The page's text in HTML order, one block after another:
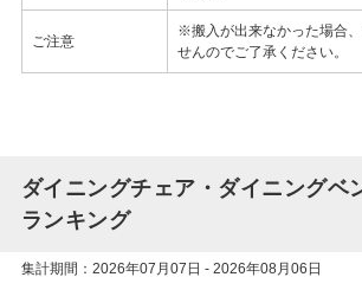
ご注意
※搬入が出来なかった場合
せんのでご了承ください。
ダイニングチェア・ダイニングベ
ランキング
集計期間：2026年07月07日 - 2026年08月06日